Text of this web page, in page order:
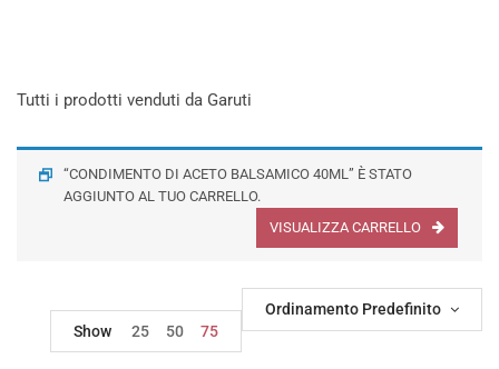
Tutti i prodotti venduti da Garuti
“CONDIMENTO DI ACETO BALSAMICO 40ML” È STATO
AGGIUNTO AL TUO CARRELLO.
VISUALIZZA CARRELLO
Ordinamento Predefinito
Show
25 50 75